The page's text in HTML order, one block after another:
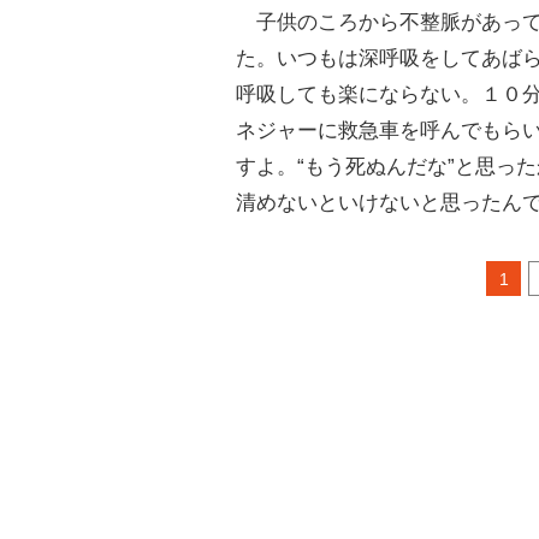
子供のころから不整脈があっ
た。いつもは深呼吸をしてあば
呼吸しても楽にならない。１０
ネジャーに救急車を呼んでもら
すよ。“もう死ぬんだな”と思っ
清めないといけないと思ったん
1